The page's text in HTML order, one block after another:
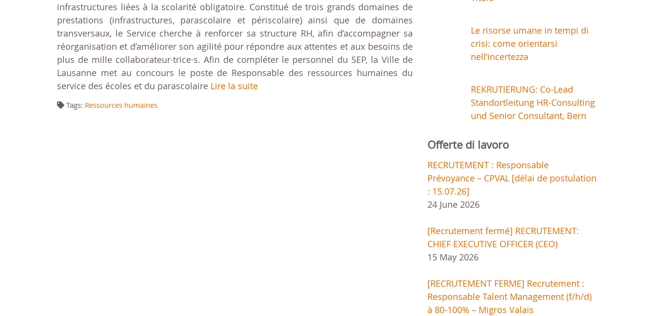
infrastructures liées à la scolarité obligatoire. Constitué de trois grands domaines de
prestations (infrastructures, parascolaire et périscolaire) ainsi que de domaines
transversaux, le Service cherche à renforcer sa structure RH, afin d’accompagner sa
réorganisation et d’améliorer son agilité pour répondre aux attentes et aux besoins de
plus de mille collaborateur·trice·s. Afin de compléter le personnel du SEP, la Ville de
Lausanne met au concours le poste de Responsable des ressources humaines du
service des écoles et du parascolaire Lire la suite
Tags: Ressources humaines
Le risorse umane in tempi di
crisi: come orientarsi
nell’incertezza
REKRUTIERUNG: Co-Lead
Standortleitung HR-Consulting
und Senior Consultant, Bern
Offerte di lavoro
RECRUTEMENT : Responsable
Prévoyance – CPVAL [délai de postulation
: 15.07.26]
24 June 2026
[Recrutement fermé] RECRUTEMENT:
CHIEF EXECUTIVE OFFICER (CEO)
15 May 2026
[RECRUTEMENT FERME] Recrutement :
Responsable Talent Management (f/h/d)
à 80-100% – Migros Valais